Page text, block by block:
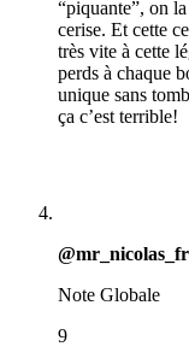
“piquante”, on
cerise. Et cette
très vite à cette
perds à chaque
unique sans
ça c’est terrible!
Note Globale
9